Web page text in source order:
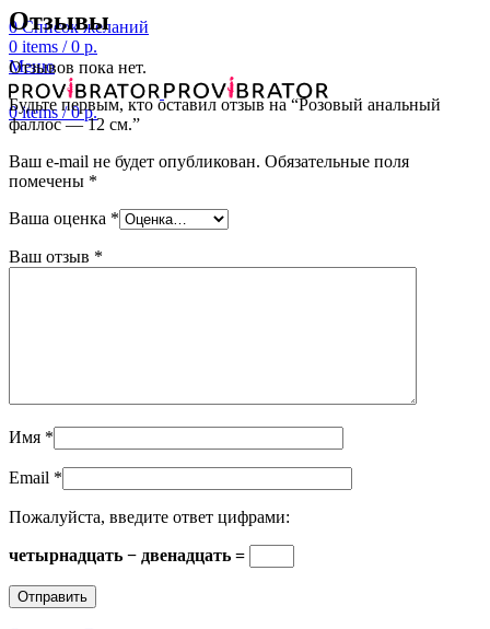
0Список желаний
0 items / 0 р.
Меню
0items / 0р.
Отзывы
Отзывов пока нет.
Будьте первым, кто оставил отзыв на “Розовый анальный
фаллос — 12 см.”
Ваш e-mail не будет опубликован. Обязательные поля
помечены *
Ваша оценка *
Ваш отзыв *
Имя *
Email *
Пожалуйста, введите ответ цифрами:
четырнадцать − двенадцать =